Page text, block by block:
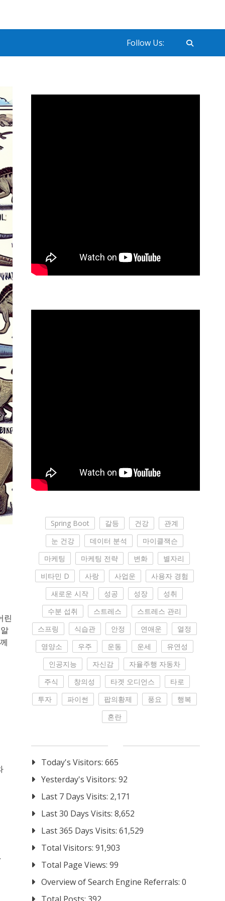
Follow Us:
린
Spring Boot 갈등 건강
관계
눈 건강
데이터 분석
마이클잭슨
마케팅
마케팅 전략 변화
별자리
비타민 D
사랑 사업운
사용자 경험
새로운 시작
성공 성장
성취
수분 섭취
스트레스
스트레스 관리
스프링
식습관 안정 연애운
열정
영양소
우주 운동 운세
유연성
인공지능
자신감
자율주행 자동차
주식
창의성 타겟 오디언스
타로
투자
파이썬 팝의황제 풍요
행복
혼란
Today's Visitors:665
Yesterday's Visitors:92
Last 7 Days Visits: 2,171
Last 30 Days Visits:8,652
Last 365 Days Visits:61,529
Total Visitors:91,903
Total Page Views:99
Overview of Search Engine Referrals:0